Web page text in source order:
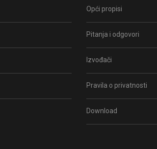
Opći propisi
Pitanja i odgovori
Izvođači
Pravila o privatnosti
Download